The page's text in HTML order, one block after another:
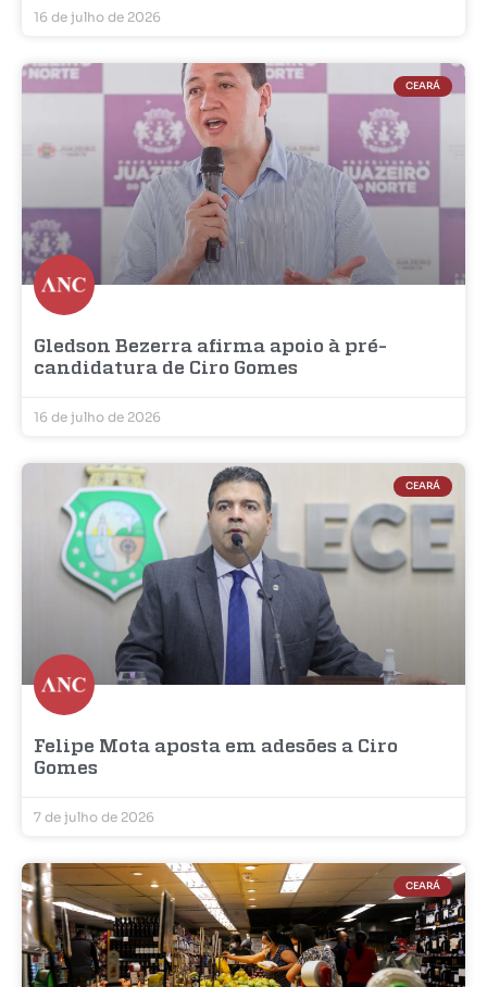
16 de julho de 2026
CEARÁ
Gledson Bezerra afirma apoio à pré-
candidatura de Ciro Gomes
16 de julho de 2026
CEARÁ
Felipe Mota aposta em adesões a Ciro
Gomes
7 de julho de 2026
CEARÁ